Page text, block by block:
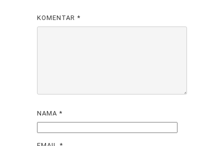
KOMENTAR*
NAMA*